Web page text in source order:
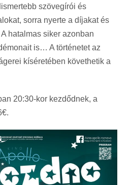
szövegírói és
sorra nyerte a díjakat és
hatalmas siker azonban
is… A történetet az
kíséretében követhetik a
20:30-kor kezdődnek, a